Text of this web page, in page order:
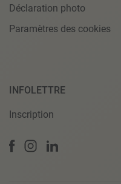
Déclaration photo
Paramètres des cookies
INFOLETTRE
Inscription